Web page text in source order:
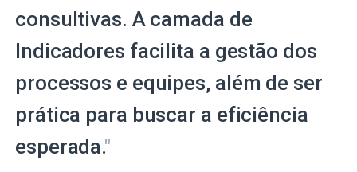
consultivas. A camada de
Indicadores facilita a gestão dos
processos e equipes, além de ser
prática para buscar a eficiência
esperada."